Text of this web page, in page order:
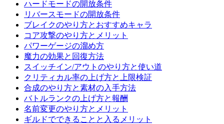
ハードモードの開放条件
リバースモードの開放条件
ブレイクのやり方とおすすめキャラ
コア攻撃のやり方とメリット
パワーゲージの溜め方
魔力の効果と回復方法
スイッチイン/アウトのやり方と使い道
クリティカル率の上げ方と上限検証
合成のやり方と素材の入手方法
バトルランクの上げ方と報酬
名前変更のやり方とメリット
ギルドでできることと入るメリット